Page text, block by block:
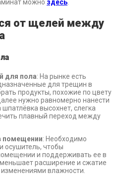
можно здесь
от щелей между
для пола: На рынке есть
для трещин в
продукты, похожие по цвету
нужно равномерно нанести
высохнет, слегка
плавный переход между
помещении: Необходимо
осушитель, чтобы
и поддерживать ее в
расширение и сжатие
влажности.